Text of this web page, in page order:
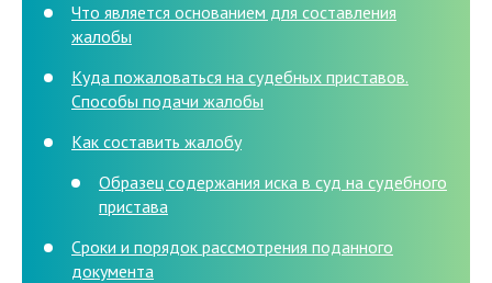
Что является основанием для составления
жалобы
Куда пожаловаться на судебных приставов.
Способы подачи жалобы
Как составить жалобу
Образец содержания иска в суд на судебного
пристава
Сроки и порядок рассмотрения поданного
документа